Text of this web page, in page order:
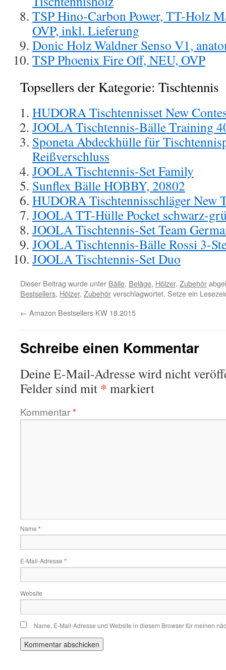
TSP Hino-Carbon Power, TT-Holz
OVP, inkl. Lieferung
Donic Holz Waldner Senso V1,
TSP Phoenix Fire Off, NEU, OVP
Topsellers der Kategorie: Tischtennis
HUDORA Tischtennisset New
JOOLA Tischtennis-Bälle Training
Sponeta Abdeckhülle für
Reißverschluss
JOOLA Tischtennis-Set Family
Sunflex Bälle HOBBY, 20802
HUDORA Tischtennisschläger New
JOOLA TT-Hülle Pocket schwarz-
JOOLA Tischtennis-Set Team
JOOLA Tischtennis-Bälle Rossi 3-
JOOLA Tischtennis-Set Duo
Dieser Beitrag wurde unter Bälle, Beläge, Hölzer, Zubehör
Bestsellers, Hölzer, Zubehörverschlagwortet. Setze ein
← Amazon Bestsellers KW 18.2015
Schreibe einen Kommentar
Deine E-Mail-Adresse wird nicht
Felder sind mit * markiert
Kommentar*
Name *
E-Mail-Adresse *
Website
Name, E-Mail-Adresse und Website in diesem Browser für meinen